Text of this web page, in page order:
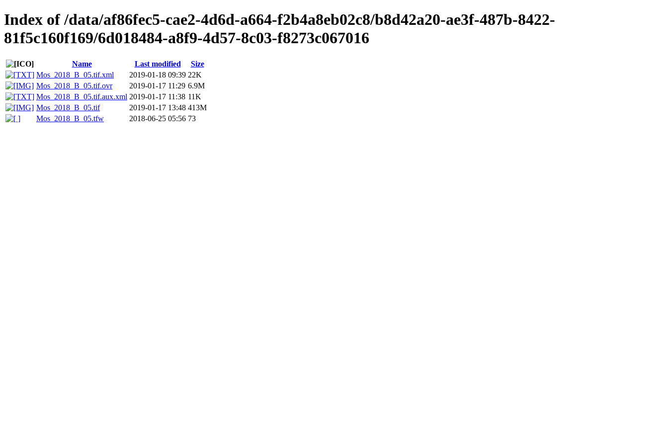
Index of /data/af86fec5-cae2-4d6d-a664-f2b4a8eb02c8/b8d42a20-ae3f-487b-8422-
81f5c160f169/6d018484-a8f9-4d57-8c03-f8273c067016
Name Last modified
Size
Mos_2018_B_05.tif.xml
2019-01-18 09:39 22K
Mos_2018_B_05.tif.ovr
2019-01-17 11:29 6.9M
Mos_2018_B_05.tif.aux.xml 2019-01-17 11:38 11K
Mos_2018_B_05.tif
2019-01-17 13:48 413M
Mos_2018_B_05.tfw
2018-06-25 05:56 73